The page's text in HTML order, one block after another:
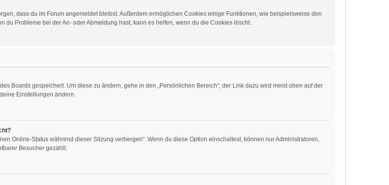
dass du im Forum angemeldet bleibst. Außerdem ermöglichen Cookies einige Funktionen, wie beispielsweise den
du Probleme bei der An- oder Abmeldung hast, kann es helfen, wenn du die Cookies löscht.
Boards gespeichert. Um diese zu ändern, gehe in den „Persönlichen Bereich“; der Link dazu wird meist oben auf der
Einstellungen ändern.
Online-Status während dieser Sitzung verbergen“. Wenn du diese Option einschaltest, können nur Administratoren,
Besucher gezählt.